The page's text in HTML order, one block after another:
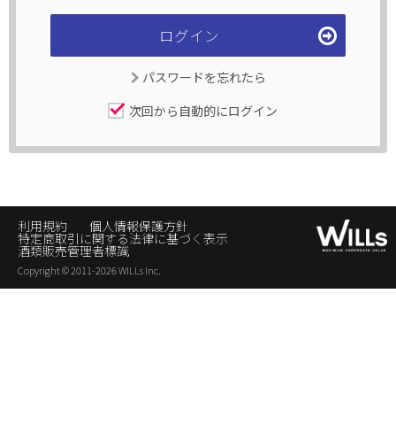
パスワードを忘れたら
次回から自動的にログイン
利用規約 個人情報保護方針
特定商取引に関する法律に基づく表示
酒類販売管理者標識
Copyright © 2011-2026 WILLs Inc.